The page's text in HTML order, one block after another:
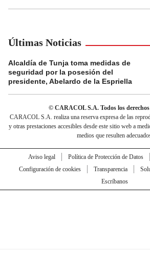
Últimas Noticias
Alcaldía de Tunja toma medidas de
seguridad por la posesión del
presidente, Abelardo de la Espriella
© CARACOL S.A. Todos los derechos
CARACOL S.A. realiza una reserva expresa de las
y otras prestaciones accesibles desde este sitio web a
medios que resulten
Aviso legal Política de Protección de Datos
Configuración de cookies
Transparencia
Escríbanos